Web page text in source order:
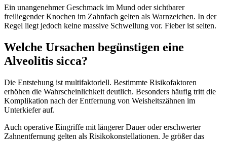
Ein unangenehmer Geschmack im Mund oder sichtbarer
freiliegender Knochen im Zahnfach gelten als Warnzeichen. In der
Regel liegt jedoch keine massive Schwellung vor. Fieber ist selten.
Welche Ursachen begünstigen eine
Alveolitis sicca?
Die Entstehung ist multifaktoriell. Bestimmte Risikofaktoren
erhöhen die Wahrscheinlichkeit deutlich. Besonders häufig tritt die
Komplikation nach der Entfernung von Weisheitszähnen im
Unterkiefer auf.
Auch operative Eingriffe mit längerer Dauer oder erschwerter
Zahnentfernung gelten als Risikokonstellationen. Je größer das